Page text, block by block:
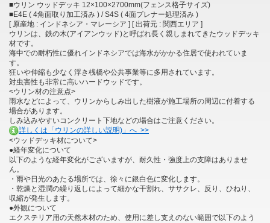
■ウリン ウッドデッキ 12×100×2700mm(フェンス格子サイズ)
■E4E ( 4角面取り加工済み ) / S4S ( 4面プレナー処理済み )
[ 原産地 : インドネシア・マレーシア ] [ 出荷元 : 関西エリア ]
ウリンは、鉄の木(アイアンウッド)と呼ばれ長く親しまれてきたウッドデッキ
材です。
海中での耐朽性に優れインドネシアでは海水がかかる住居で使われていま
す。
狂いや伸縮も少なく浮き桟橋や公共事業等に多用されています。
対虫害性も非常に高いハードウッドです。
<ウリン材の注意点>
雨水などによって、ウリンからしみ出した樹液が施工場所の周辺に付着する
場合があります。
しみ込みやすいコンクリート下地などの場合はご注意ください。
詳しくは「ウリンの詳しい説明)」へ >>
<ウッドデッキ材について>
●経年変化について
以下のような経年変化がございますが、耐久性・強度上の支障はありませ
ん。
・雨や日光のあたる場所では、徐々に銀白色に変化します。
・乾燥と湿潤の繰り返しによって細かな干割れ、ササクレ、反り、ひねり、
収縮が発生します。
●外観について
エクステリア用の天然木材のため、使用に差し支えのない範囲で以下のよう